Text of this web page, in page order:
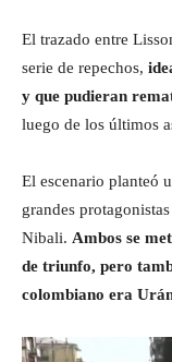
El trazado entre
serie de repechos,
y que pudieran
luego de los últimos
El escenario planteó
grandes
Nibali. Ambos se
de triunfo, pero
colombiano era